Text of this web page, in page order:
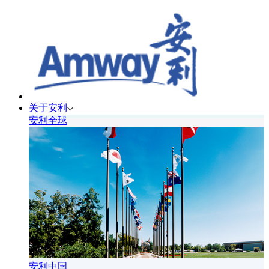
关于安利
安利全球
安利中国